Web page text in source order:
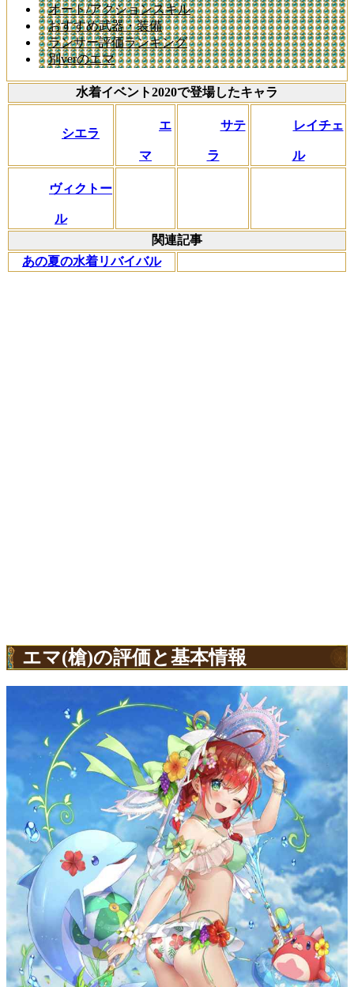
オート/アクションスキル
おすすめ武器・装備
ランサー評価ランキング
別verのエマ
水着イベント2020で登場したキャラ
シエラ
エ
マ
サテ
ラ
レイチェ
ル
ヴィクトー
ル
関連記事
あの夏の水着リバイバル
エマ(槍)の評価と基本情報